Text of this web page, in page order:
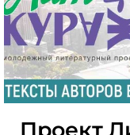
Проект